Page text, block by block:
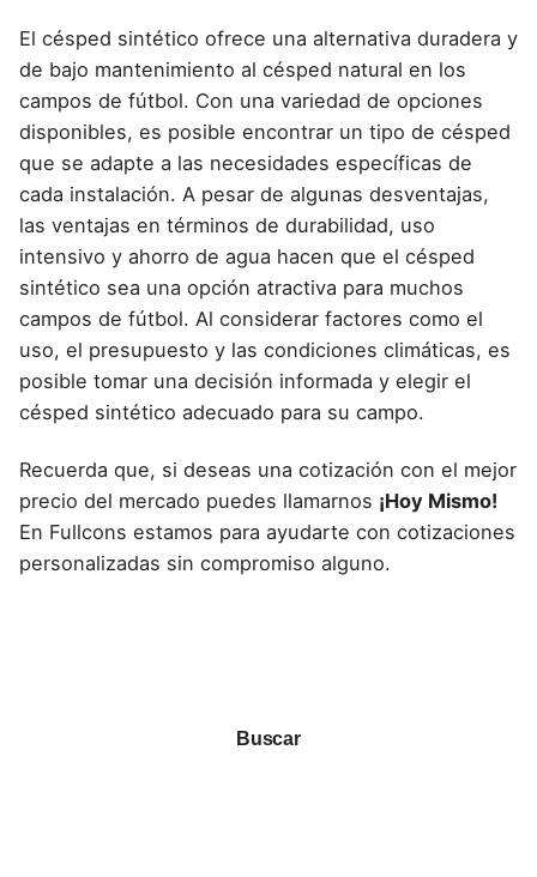
Buscar
El césped sintético ofrece una alternativa duradera y
de bajo mantenimiento al césped natural en los
campos de fútbol. Con una variedad de opciones
disponibles, es posible encontrar un tipo de césped
que se adapte a las necesidades específicas de
cada instalación. A pesar de algunas desventajas,
las ventajas en términos de durabilidad, uso
intensivo y ahorro de agua hacen que el césped
sintético sea una opción atractiva para muchos
campos de fútbol. Al considerar factores como el
uso, el presupuesto y las condiciones climáticas, es
posible tomar una decisión informada y elegir el
césped sintético adecuado para su campo.
Recuerda que, si deseas una cotización con el mejor
precio del mercado puedes llamarnos ¡Hoy Mismo!
En Fullcons estamos para ayudarte con cotizaciones
personalizadas sin compromiso alguno.